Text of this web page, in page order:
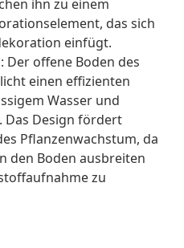
ihn zu einem
das sich
einfügt.
Der offene Boden des
einen effizienten
Wasser und
Das Design fördert
Pflanzenwachstum, da
den Boden ausbreiten
zu